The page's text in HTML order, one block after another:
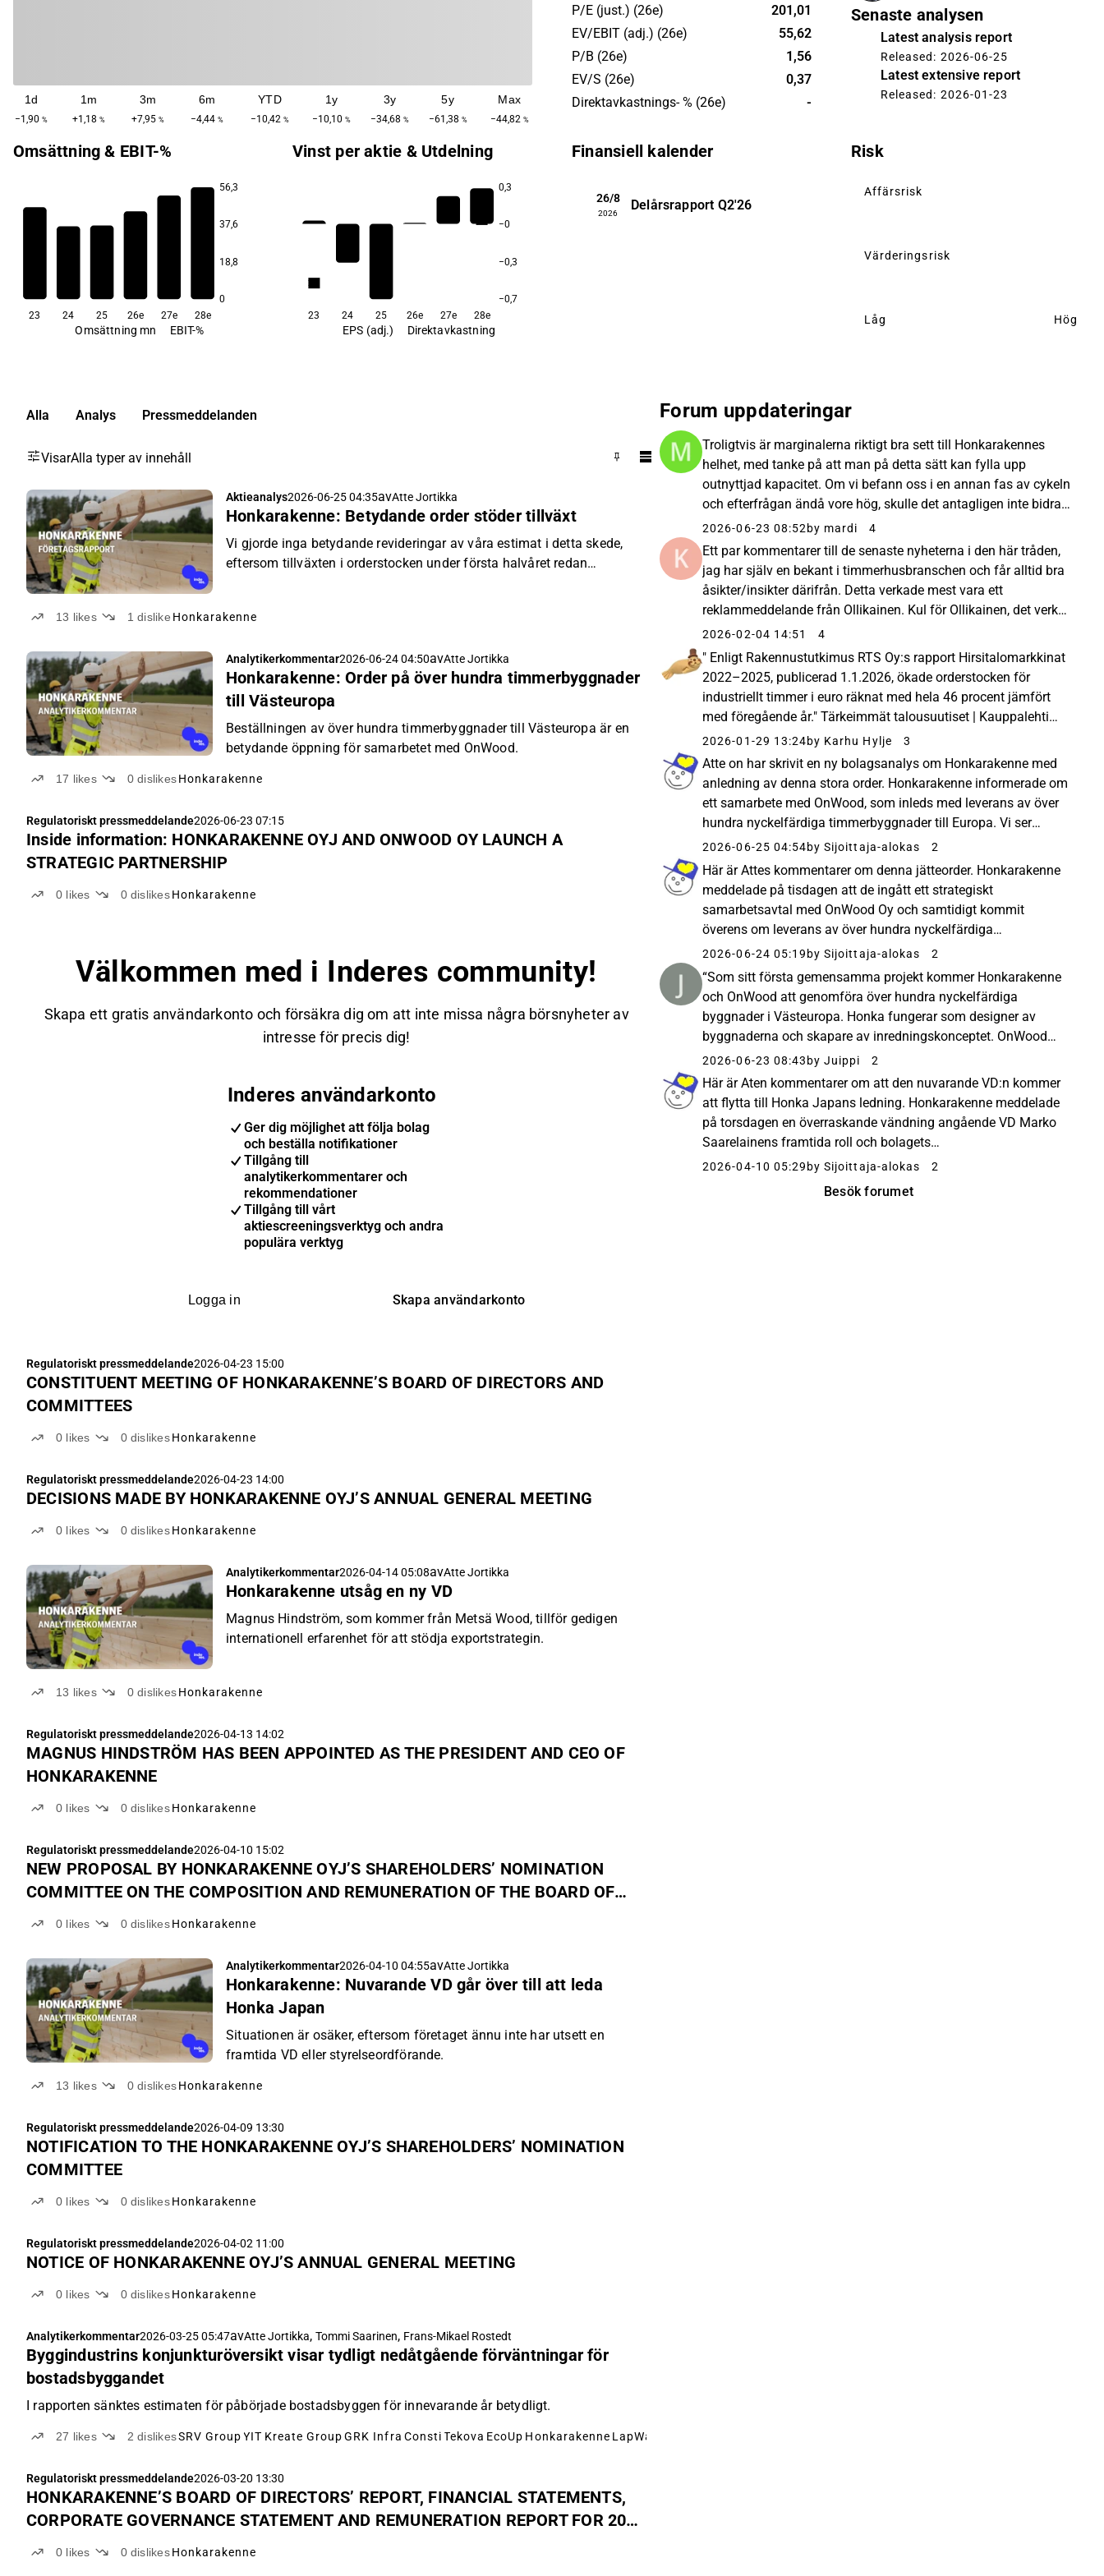
1d
−1,90 %
1m
+1,18 %
3m
+7,95 %
6m
−4,44 %
YTD
−10,42 %
1y
−10,10 %
3y
−34,68 %
5y
−61,38 %
Max
−44,82 %
återfinns inom Norden och Europa.
Huvudkontoret ligger i Järvenpää.
P/E (just.) (26e)
201,01
EV/EBIT (adj.) (26e)
55,62
P/B (26e)
1,56
EV/S (26e)
0,37
Direktavkastnings- % (26e)
-
Senaste analysen
Latest analysis report
Released: 2026-06-25
Latest extensive report
Released: 2026-01-23
Omsättning & EBIT-%
56,3
37,6
18,8
0
23 24 25 26e 27e 28e
Omsättning mn EBIT-%
Vinst per aktie & Utdelning
0,3
−0
−0,3
−0,7
2,8
23 24 25 26e 27e 28e
EPS (adj.) Direktavkastning
Finansiell kalender
26/8
2026
Delårsrapport Q2'26
Risk
Affärsrisk
Värderingsrisk
Låg Hög
Alla Analys Pressmeddelanden
VisarAlla typer av innehåll
Aktieanalys2026-06-25 04:35avAtte Jortikka
Honkarakenne: Betydande order stöder tillväxt
Vi gjorde inga betydande revideringar av våra estimat i detta skede,
eftersom tillväxten i orderstocken under första halvåret redan
13 likes 1dislike Honkarakenne
Analytikerkommentar2026-06-24 04:50avAtte Jortikka
Honkarakenne: Order på över hundra timmerbyggnader
till Västeuropa
Beställningen av över hundra timmerbyggnader till Västeuropa är en
betydande öppning för samarbetet med OnWood.
17 likes 0dislikesHonkarakenne
Regulatoriskt pressmeddelande2026-06-23 07:15
Inside information: HONKARAKENNE OYJ AND ONWOOD OY LAUNCH A
STRATEGIC PARTNERSHIP
0 likes 0 dislikes Honkarakenne
Välkommen med i Inderes community!
Skapa ett gratis användarkonto och försäkra dig om att inte missa några börsnyheter av
intresse för precis dig!
Inderes användarkonto
Ger dig möjlighet att följa bolag
och beställa notifikationer
Tillgång till
analytikerkommentarer och
rekommendationer
Tillgång till vårt
aktiescreeningsverktyg och andra
populära verktyg
Logga in Skapa användarkonto
Regulatoriskt pressmeddelande2026-04-23 15:00
CONSTITUENT MEETING OF HONKARAKENNE’S BOARD OF DIRECTORS AND
COMMITTEES
0 likes 0 dislikes Honkarakenne
Regulatoriskt pressmeddelande2026-04-23 14:00
DECISIONS MADE BY HONKARAKENNE OYJ’S ANNUAL GENERAL MEETING
0 likes 0 dislikes Honkarakenne
Analytikerkommentar2026-04-14 05:08avAtte Jortikka
Honkarakenne utsåg en ny VD
Magnus Hindström, som kommer från Metsä Wood, tillför gedigen
internationell erfarenhet för att stödja exportstrategin.
13 likes 0dislikesHonkarakenne
Regulatoriskt pressmeddelande2026-04-13 14:02
MAGNUS HINDSTRÖM HAS BEEN APPOINTED AS THE PRESIDENT AND CEO OF
HONKARAKENNE
0 likes 0 dislikes Honkarakenne
Regulatoriskt pressmeddelande2026-04-10 15:02
NEW PROPOSAL BY HONKARAKENNE OYJ’S SHAREHOLDERS’ NOMINATION
COMMITTEE ON THE COMPOSITION AND REMUNERATION OF THE BOARD OF
DIRECTORS
0 likes 0 dislikes Honkarakenne
Analytikerkommentar2026-04-10 04:55avAtte Jortikka
Honkarakenne: Nuvarande VD går över till att leda
Honka Japan
Situationen är osäker, eftersom företaget ännu inte har utsett en
framtida VD eller styrelseordförande.
13 likes 0dislikesHonkarakenne
Regulatoriskt pressmeddelande2026-04-09 13:30
NOTIFICATION TO THE HONKARAKENNE OYJ’S SHAREHOLDERS’ NOMINATION
COMMITTEE
0 likes 0 dislikes Honkarakenne
Regulatoriskt pressmeddelande2026-04-02 11:00
NOTICE OF HONKARAKENNE OYJ’S ANNUAL GENERAL MEETING
0 likes 0 dislikes Honkarakenne
Analytikerkommentar2026-03-25 05:47avAtte Jortikka, Tommi Saarinen, Frans-Mikael Rostedt
Byggindustrins konjunkturöversikt visar tydligt nedåtgående förväntningar för
bostadsbyggandet
I rapporten sänktes estimaten för påbörjade bostadsbyggen för innevarande år betydligt.
27 likes 2dislikesSRV Group YIT Kreate GroupGRK Infra Consti Tekova EcoUp Honkarakenne LapWall
Regulatoriskt pressmeddelande2026-03-20 13:30
HONKARAKENNE’S BOARD OF DIRECTORS’ REPORT, FINANCIAL STATEMENTS,
CORPORATE GOVERNANCE STATEMENT AND REMUNERATION REPORT FOR 2025
HAVE BEEN PUBLISHED
0 likes 0 dislikes Honkarakenne
Forum uppdateringar
Troligtvis är marginalerna riktigt bra sett till Honkarakennes
helhet, med tanke på att man på detta sätt kan fylla upp
outnyttjad kapacitet. Om vi befann oss i en annan fas av cykeln
och efterfrågan ändå vore hög, skulle det antagligen inte bidra
med något särskilt märkbart. Ber...
2026-06-23 08:52by mardi 4
Ett par kommentarer till de senaste nyheterna i den här tråden,
jag har själv en bekant i timmerhusbranschen och får alltid bra
åsikter/insikter därifrån. Detta verkade mest vara ett
reklammeddelande från Ollikainen. Kul för Ollikainen, det verkar
gå ganska bra för dem. Allmänt sett...
2026-02-04 14:51 4
" Enligt Rakennustutkimus RTS Oy:s rapport Hirsitalomarkkinat
2022–2025, publicerad 1.1.2026, ökade orderstocken för
industriellt timmer i euro räknat med hela 46 procent jämfört
med föregående år." Tärkeimmät talousuutiset | Kauppalehti
Kauppalehti Tärkeimmät ajankohtaiset talousuutiset...
2026-01-29 13:24by Karhu Hylje 3
Atte on har skrivit en ny bolagsanalys om Honkarakenne med
anledning av denna stora order. Honkarakenne informerade om
ett samarbete med OnWood, som inleds med leverans av över
hundra nyckelfärdiga timmerbyggnader till Europa. Vi ser
ordern och det bredare samarbetet som positivt...
2026-06-25 04:54by Sijoittaja-alokas 2
Här är Attes kommentarer om denna jätteorder. Honkarakenne
meddelade på tisdagen att de ingått ett strategiskt
samarbetsavtal med OnWood Oy och samtidigt kommit
överens om leverans av över hundra nyckelfärdiga
timmerbyggnader till Västeuropa. Vi ser nyheten som mycket
positiv, då...
2026-06-24 05:19 by Sijoittaja-alokas 2
“Som sitt första gemensamma projekt kommer Honkarakenne
och OnWood att genomföra över hundra nyckelfärdiga
byggnader i Västeuropa. Honka fungerar som designer av
byggnaderna och skapare av inredningskonceptet. OnWood
producerar byggnaderna av Honkas timmer och levererar
byggnaderna...
2026-06-23 08:43by Juippi 2
Här är Aten kommentarer om att den nuvarande VD:n kommer
att flytta till Honka Japans ledning. Honkarakenne meddelade
på torsdagen en överraskande vändning angående VD Marko
Saarelainens framtida roll och bolagets
styrelsesammansättning. Saarelainen är inte längre tillgänglig
2026-04-10 05:29 by Sijoittaja-alokas 2
Besök forumet